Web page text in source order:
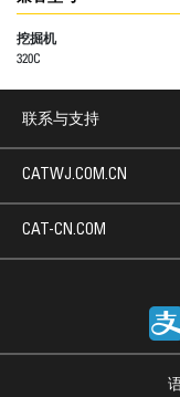
挖掘机
320C
联系与支持
CATWJ.COM.CN
CAT-CN.COM